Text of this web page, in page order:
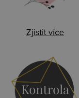
Zjistit více
Kontrola